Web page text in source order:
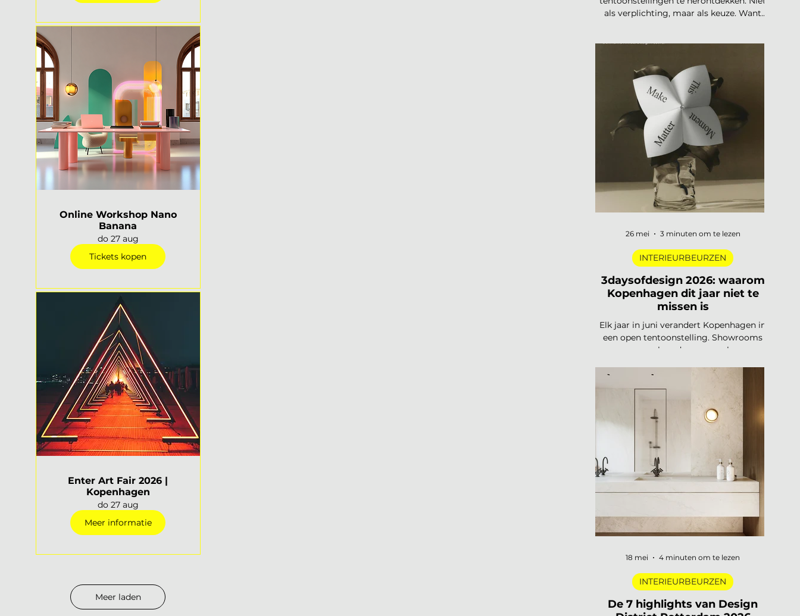
Online Workshop Nano
Banana
do 27 aug
Tickets kopen
Enter Art Fair 2026 |
Kopenhagen
do 27 aug
Meer informatie
Meer laden
als verplichting, maar als keuze. Want
tentoonstelling waar je letterlijk moet
bewegen om het werk te begrijpen. Van
digitale pioniers in een Depot-zaal tot
marmer dat architectuur omvormt tot
ontmoetingsplek. Vijf tentoonstellingen,
verspreid over Nederland, die de moeite
waard zijn om speci
3daysofdesign 2026: waarom
Kopenhagen dit jaar niet te
missen is
Elk jaar in juni verandert Kopenhagen in
een open tentoonstelling. Showrooms
openen hun deuren, merken
designers uit de hele wereld komen
samen in een van de meest visueel
gelaagde steden van Europa. Dat is
3daysofdesign in een zin. En uiteraard
zijn wij er weer bij met De Interieur Club
om verslag te doen. 3daysofdesign is
het grootste designfestival van
Scandinavië. Verspreid over de stad vind
je honderden evenementen: van intieme
INTERIEURBEURZEN
26 mei 3 minuten om te lezen
De 7 highlights van Design
INTERIEURBEURZEN
18 mei 4 minuten om te lezen